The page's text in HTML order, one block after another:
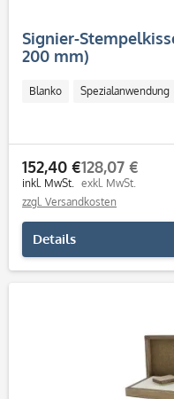
Signier-
200 mm)
Blanko Spezialanwendung
152,40 €
inkl. MwSt.
128,07 €
exkl. MwSt.
zzgl. Versandkosten
Details